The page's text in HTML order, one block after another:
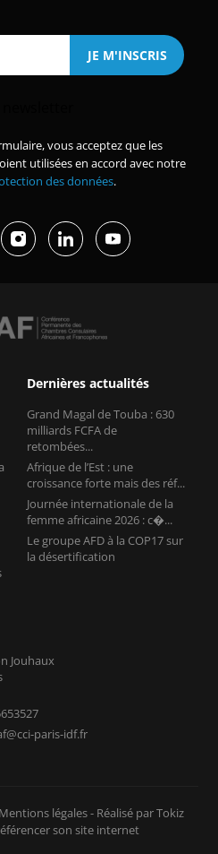
vous acceptez que les
utilisées en accord avec notre
des données.
Dernières actualités
Grand Magal de Touba : 630
milliards FCFA de
retombées...
Afrique de l’Est : une
croissance forte mais des réf...
Journée internationale de la
femme africaine 2026 : c�...
Le groupe AFD à la COP17 sur
la désertification
Jouhaux
paris-idf.fr
Mentions légales- Réalisé par Tokiz
son site internet